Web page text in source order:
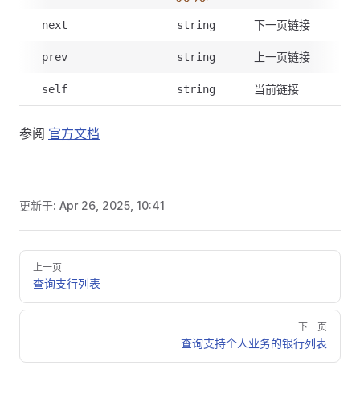
next string 下一页链接
prev string 上一页链接
self string 当前链接
参阅 官方文档
更新于: Apr 26, 2025, 10:41
Pager
上一页
查询支行列表
下一页
查询支持个人业务的银行列表